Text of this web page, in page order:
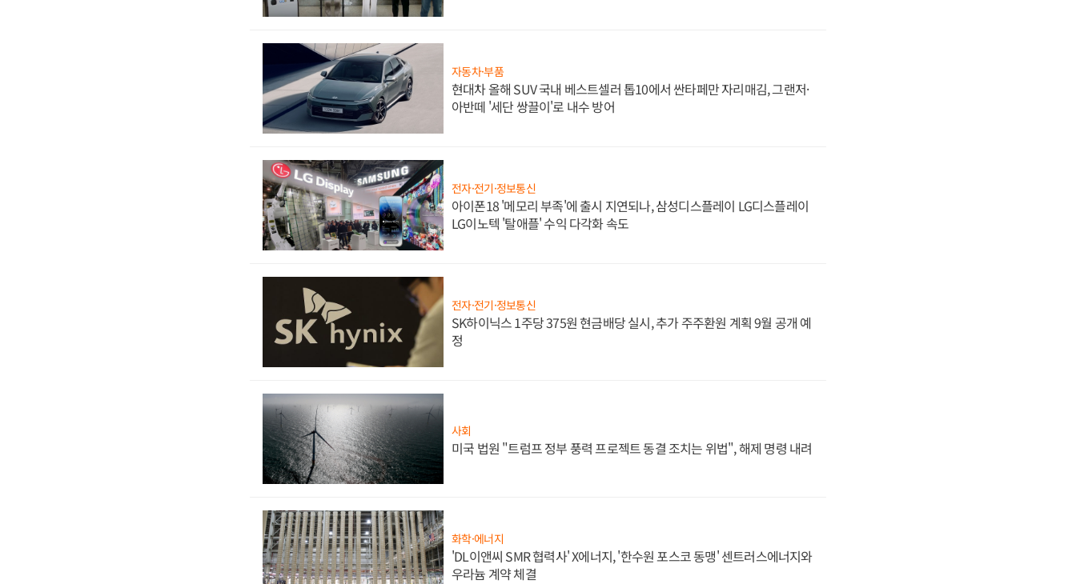
자동차·부품
현대차 올해 SUV 국내 베스트셀러 톱10에서 싼타페만 자리매김, 그랜저·
아반떼 '세단 쌍끌이'로 내수 방어
전자·전기·정보통신
아이폰18 '메모리 부족'에 출시 지연되나, 삼성디스플레이 LG디스플레이
LG이노텍 '탈애플' 수익 다각화 속도
전자·전기·정보통신
SK하이닉스 1주당 375원 현금배당 실시, 추가 주주환원 계획 9월 공개 예
정
사회
미국 법원 "트럼프 정부 풍력 프로젝트 동결 조치는 위법", 해제 명령 내려
화학·에너지
'DL이앤씨 SMR 협력사' X에너지, '한수원 포스코 동맹' 센트러스에너지와
우라늄 계약 체결